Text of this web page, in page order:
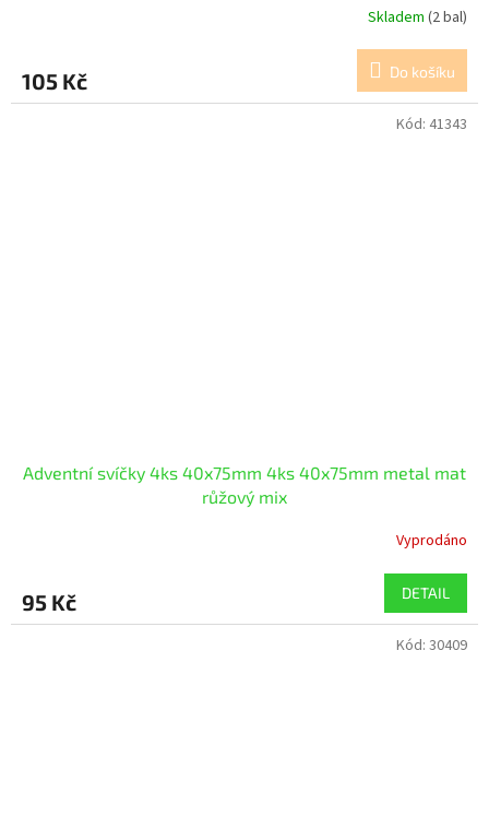
Skladem (2 bal)
105 Kč Do košíku
Adventní svíčky 4ks 40x75mm 4ks 40x75mm metal mat
růžový mix
Vyprodáno
95 Kč DETAIL
Kód: 41343
Kód: 30409